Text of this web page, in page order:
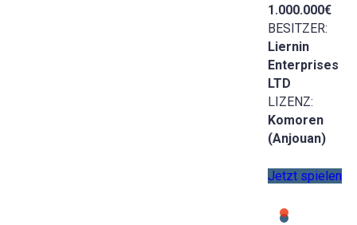
1.000.000€
BESITZER:
Liernin
Enterprises
LTD
LIZENZ:
Komoren
(Anjouan)
Jetzt spielen